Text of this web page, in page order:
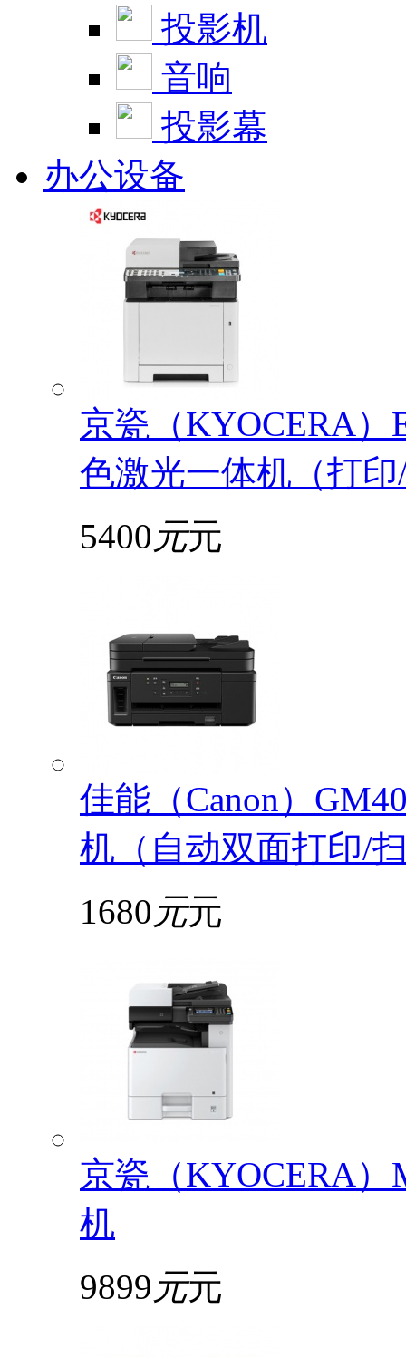
投影机
音响
投影幕
办公设备
京瓷（KYOCERA）
色激光一体机（打
5400 元元
佳能（Canon）
机（自动双面打印/
1680 元元
京瓷（KYOCERA）
机
9899 元元